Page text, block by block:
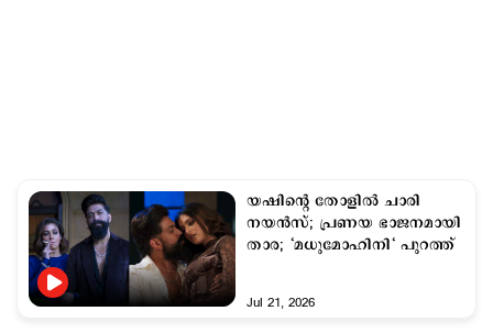
യഷിന്‍റെ തോളില്‍ ചാരി
നയന്‍സ്; പ്രണയ ഭാജനമായി
താര; ‘മധുമോഹിനി‘ പുറത്ത്
Jul 21, 2026